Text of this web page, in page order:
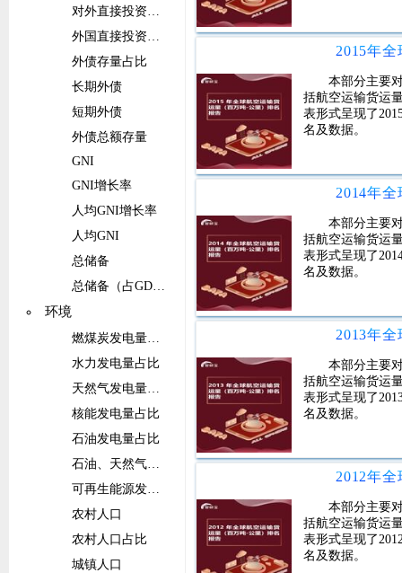
对外直接投资净流出占比
外国直接投资净流出
外债存量占比
长期外债
短期外债
外债总额存量
GNI
GNI增长率
人均GNI增长率
人均GNI
总储备
总储备（占GDP的比重）
环境
燃煤炭发电量占比
水力发电量占比
天然气发电量占比
核能发电量占比
石油发电量占比
石油、天然气和煤炭能源的发电量占比
可再生能源发电量（不包括水电）占比
农村人口
农村人口占比
城镇人口
本部分主要
括航空运输货运
表形式呈现了
名及数据。
本部分主要
括航空运输货运
表形式呈现了
名及数据。
本部分主要
括航空运输货运
表形式呈现了
名及数据。
本部分主要
括航空运输货运
表形式呈现了
名及数据。